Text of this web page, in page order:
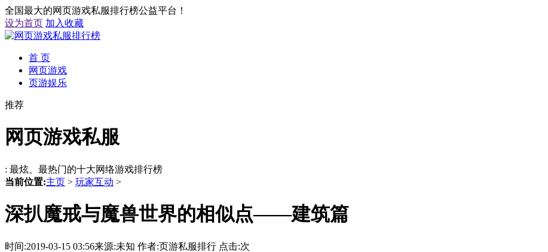
全国最大的网页游戏私服排行榜公益平台！
设为首页 加入收藏
首 页
网页游戏
页游娱乐
推荐
网页游戏私服
: 最炫、最热门的十大网络游戏排行榜
当前位置:主页 > 玩家互动 >
深扒魔戒与魔兽世界的相似点——建筑篇
时间:2019-03-15 03:56来源:未知 作者:页游私服排行 点击:次